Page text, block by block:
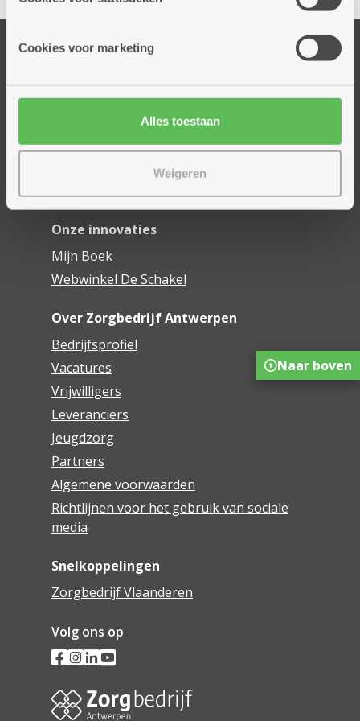
Cookies voor marketing
Alles toestaan
Weigeren
Onze diensten
Dienstencentra
Assistentiewoningen
Woonzorgcentra
Financieel comfort
Onze innovaties
Mijn Boek
Webwinkel De Schakel
Over Zorgbedrijf Antwerpen
Bedrijfsprofiel
Vacatures
Vrijwilligers
Leveranciers
Jeugdzorg
Partners
Algemene voorwaarden
Richtlijnen voor het gebruik van sociale
media
Snelkoppelingen
Zorgbedrijf Vlaanderen
Volg ons op
Naar boven